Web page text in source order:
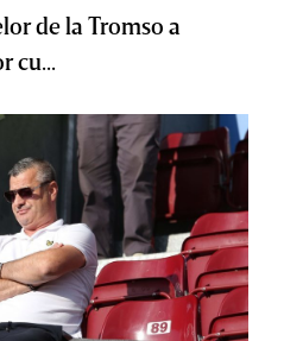
de la Tromso a
cu...